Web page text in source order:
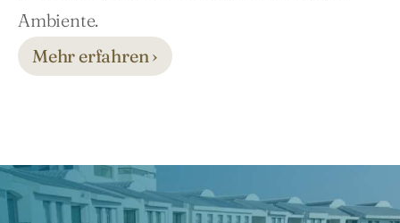
Ambiente.
Mehr erfahren ›